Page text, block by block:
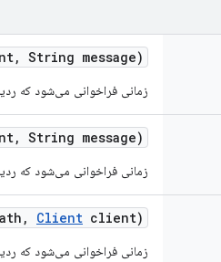
, String message)
زمانی فراخوانی می‌شود که
, String message)
زمانی فراخوانی می‌شود که
, Client client)
زمانی فراخوانی می‌شود که